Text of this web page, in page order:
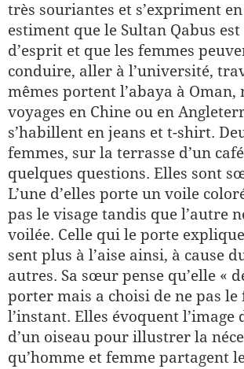
très souriantes et s’expriment
estiment que le Sultan Qabus
d’esprit et que les femmes
conduire, aller à l’université,
mêmes portent l’abaya à Oman,
voyages en Chine ou en
s’habillent en jeans et t-shirt.
femmes, sur la terrasse d’un
quelques questions. Elles sont
L’une d’elles porte un voile
pas le visage tandis que l’autre
voilée. Celle qui le porte explique
sent plus à l’aise ainsi, à cause
autres. Sa sœur pense qu’elle «
porter mais a choisi de ne pas
l’instant. Elles évoquent l’image
d’un oiseau pour illustrer la
qu’homme et femme partagent